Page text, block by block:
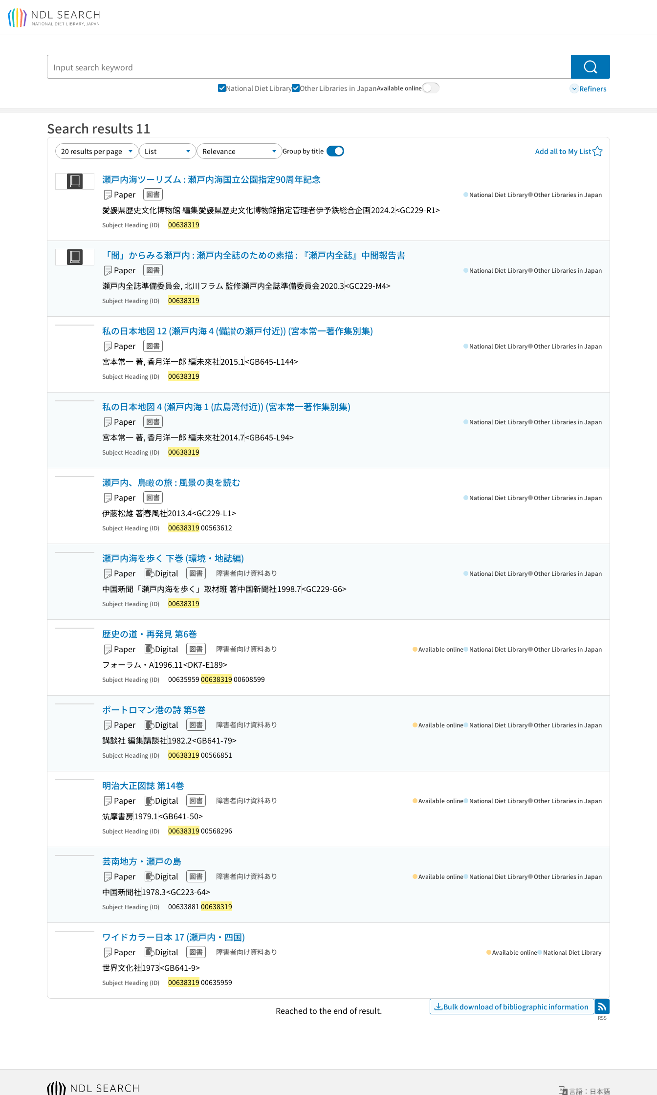
Jump to main content
Search
National Diet Library Other Libraries in JapanAvailable online Refiners
Search results 11
Group by title Add all to My List
瀬戸内海ツーリズム : 瀬戸内海国立公園指定90周年記念
Paper 図書
愛媛県歴史文化博物館 編集愛媛県歴史文化博物館指定管理者伊予鉄総合企画2024.2<GC229-R1>
National Diet Library Other Libraries in Japan
Subject Heading (ID) 00638319
「間」からみる瀬戸内 : 瀬戸内全誌のための素描 : 『瀬戸内全誌』中間報告書
Paper 図書
瀬戸内全誌準備委員会, 北川フラム 監修瀬戸内全誌準備委員会2020.3<GC229-M4>
National Diet Library Other Libraries in Japan
Subject Heading (ID) 00638319
私の日本地図 12 (瀬戸内海 4 (備讃の瀬戸付近)) (宮本常一著作集別集)
Paper 図書
宮本常一 著, 香月洋一郎 編未來社2015.1<GB645-L144>
National Diet Library Other Libraries in Japan
Subject Heading (ID) 00638319
私の日本地図 4 (瀬戸内海 1 (広島湾付近)) (宮本常一著作集別集)
Paper 図書
宮本常一 著, 香月洋一郎 編未來社2014.7<GB645-L94>
National Diet Library Other Libraries in Japan
Subject Heading (ID) 00638319
瀬戸内、鳥瞰の旅 : 風景の奥を読む
Paper 図書
伊藤松雄 著春風社2013.4<GC229-L1>
National Diet Library Other Libraries in Japan
Subject Heading (ID) 00638319 00563612
瀬戸内海を歩く 下巻 (環境・地誌編)
Paper Digital 図書 障害者向け資料あり
中国新聞「瀬戸内海を歩く」取材班 著中国新聞社1998.7<GC229-G6>
National Diet Library Other Libraries in Japan
Subject Heading (ID) 00638319
歴史の道・再発見 第6巻
Paper Digital 図書 障害者向け資料あり
フォーラム・A1996.11<DK7-E189>
Available online National Diet Library Other Libraries in Japan
Subject Heading (ID) 00635959 00638319 00608599
ポートロマン港の詩 第5巻
Paper Digital 図書 障害者向け資料あり
講談社 編集講談社1982.2<GB641-79>
Available online National Diet Library Other Libraries in Japan
Subject Heading (ID) 00638319 00566851
明治大正図誌 第14巻
Paper Digital 図書 障害者向け資料あり
筑摩書房1979.1<GB641-50>
Available online National Diet Library Other Libraries in Japan
Subject Heading (ID) 00638319 00568296
芸南地方・瀬戸の島
Paper Digital 図書 障害者向け資料あり
中国新聞社1978.3<GC223-64>
Available online National Diet Library Other Libraries in Japan
Subject Heading (ID) 00633881 00638319
ワイドカラー日本 17 (瀬戸内・四国)
Paper Digital 図書 障害者向け資料あり
世界文化社1973<GB641-9>
Available online National Diet Library
Subject Heading (ID) 00638319 00635959
Reached to the end of result. Bulk download of bibliographic information RSS
RSS
言語：日本語